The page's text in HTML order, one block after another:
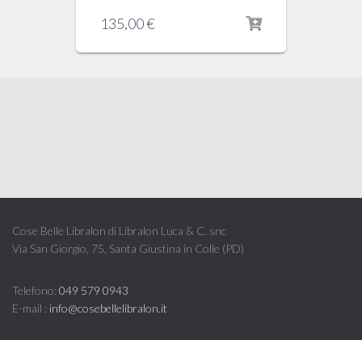
135,00€
Cose Belle Libralon di Libralon Luca & C. snc
Via San Giorgio, 75, Santa Giustina in Colle (PD)
Telefono: 049 579 0943
E-mail : info@cosebellelibralon.it